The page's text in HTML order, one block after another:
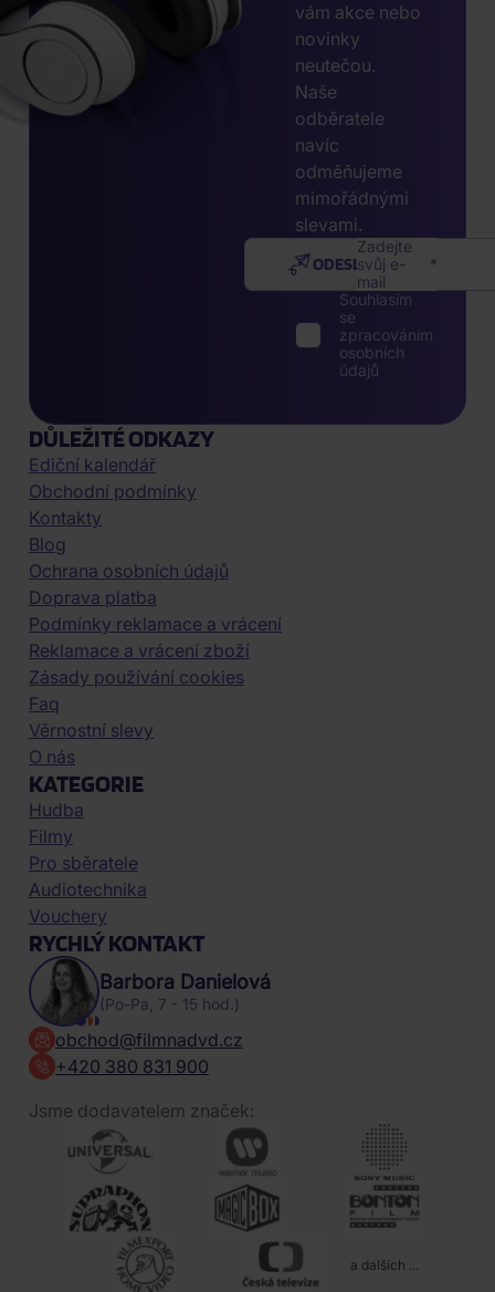
vám akce nebo
novinky
neutečou.
Naše
odběratele
navíc
odměňujeme
mimořádnými
slevami.
Zadejte
svůj e-
mail
ODESLAT
Souhlasím
se
zpracováním
osobních
údajů
DŮLEŽITÉ ODKAZY
Ediční kalendář
Obchodní podmínky
Kontakty
Blog
Ochrana osobních údajů
Doprava platba
Podmínky reklamace a vrácení
Reklamace a vrácení zboží
Zásady používání cookies
Faq
Věrnostní slevy
O nás
KATEGORIE
Hudba
Filmy
Pro sběratele
Audiotechnika
Vouchery
RYCHLÝ KONTAKT
Barbora Danielová
(Po-Pa, 7 - 15 hod.)
obchod@filmnadvd.cz
+420 380 831 900
Jsme dodavatelem značek:
a dalších ...